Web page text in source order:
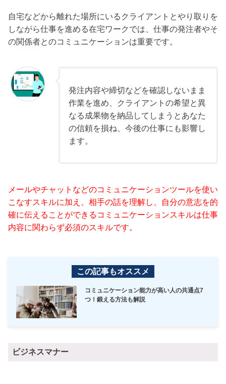
自宅などから離れた場所にいるクライアントとやり取りを
しながら仕事を進める在宅ワークでは、仕事の発注者やそ
の関係者とのコミュニケーションは重要です。
発注内容や締切などを確認しないまま
作業を進め、クライアントの希望と異
なる成果物を納品してしまうとあなた
の信頼を損ね、今後の仕事にも影響し
ます。
メールやチャットなどのコミュニケーションツールを使い
こなすスキルに加え、相手の話を理解し、自分の意志を的
確に伝えることができるコミュニケーションスキルは仕事
内容に関わらず必須のスキルです。
この記事もオススメ
コミュニケーション能力が高い人の共通点7
つ！鍛える方法も解説
ビジネスマナー